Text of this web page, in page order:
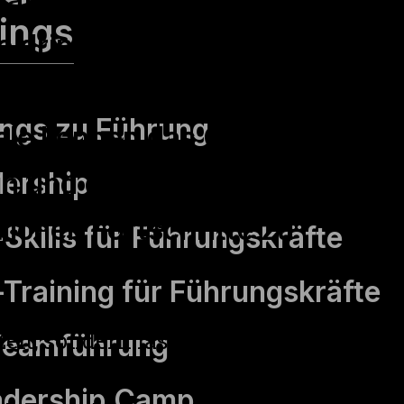
zu Führung
für Führungs­kräfte
für Führungs­kräfte
dringende Anfrage
Aber was
kennen das Gefühl,
und dennoch am
Fortschritte zu
sondern fast immer in